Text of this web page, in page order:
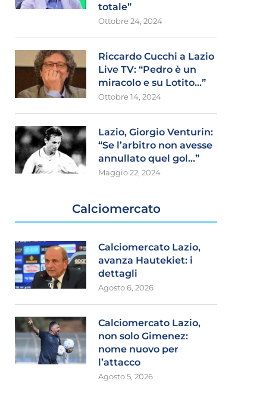
totale”
Ottobre 24, 2024
Riccardo Cucchi a Lazio
Live TV: “Pedro è un
miracolo e su Lotito…”
Ottobre 14, 2024
Lazio, Giorgio Venturin:
“Se l’arbitro non avesse
annullato quel gol…”
Maggio 22, 2024
Calciomercato
Calciomercato Lazio,
avanza Hautekiet: i
dettagli
Agosto 6, 2026
Calciomercato Lazio,
non solo Gimenez:
nome nuovo per
l’attacco
Agosto 5, 2026